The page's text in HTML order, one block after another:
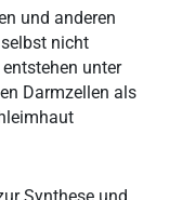
und anderen
nicht
unter
Darmzellen als